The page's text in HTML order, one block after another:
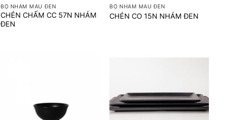
BỘ NHÁM MÀU ĐEN
CHÉN CHẤM CC 57N NHÁM
ĐEN
BỘ NHÁM MÀU ĐEN
CHÉN CO 15N NHÁM ĐEN